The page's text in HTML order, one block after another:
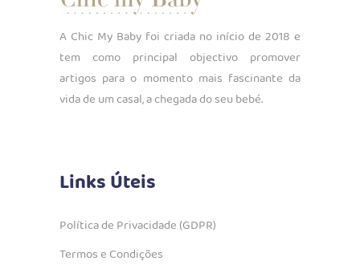
A Chic My Baby foi criada no início de 2018 e
tem como principal objectivo promover
artigos para o momento mais fascinante da
vida de um casal, a chegada do seu bebé.
Links Úteis
Política de Privacidade (GDPR)
Termos e Condições